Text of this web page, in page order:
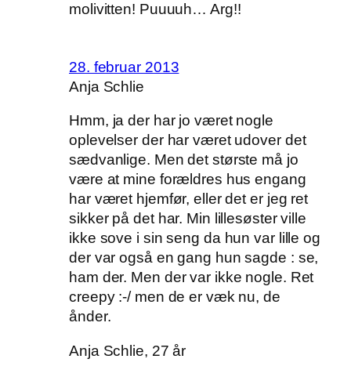
molivitten! Puuuuh… Arg!!
28. februar 2013
Anja Schlie
Hmm, ja der har jo været nogle
oplevelser der har været udover det
sædvanlige. Men det største må jo
være at mine forældres hus engang
har været hjemfør, eller det er jeg ret
sikker på det har. Min lillesøster ville
ikke sove i sin seng da hun var lille og
der var også en gang hun sagde : se,
ham der. Men der var ikke nogle. Ret
creepy :-/ men de er væk nu, de
ånder.
Anja Schlie, 27 år